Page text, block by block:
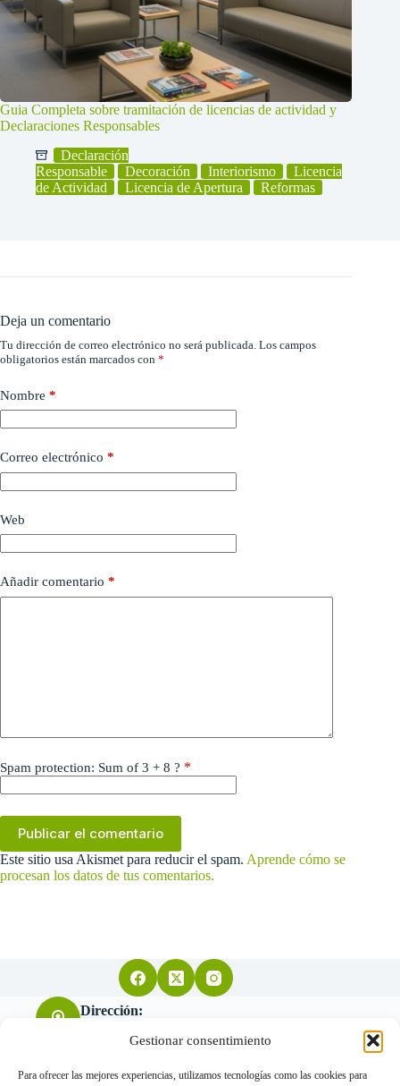
Gestionar consentimiento
Para ofrecer las mejores experiencias, utilizamos tecnologías como las cookies para
Guia Completa sobre tramitación de licencias de actividad y
Declaraciones Responsables
Declaración
Responsable
Decoración Interiorismo
Licencia
de Actividad
Licencia de Apertura Reformas
Deja un comentario
Tu dirección de correo electrónico no será publicada. Los campos
obligatorios están marcados con *
Nombre *
Correo electrónico *
Web
Añadir comentario *
Spam protection: Sum of 3 + 8 ? *
Publicar el comentario
Este sitio usa Akismet para reducir el spam. Aprende cómo se
procesan los datos de tus comentarios.
Dirección: